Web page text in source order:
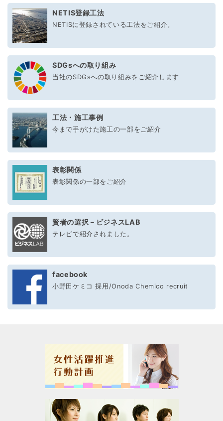
NETIS登録工法
NETISに登録されている工法をご紹介。
SDGsへの取り組み
当社のSDGsへの取り組みをご紹介します
工法・施工事例
今まで手がけた施工の一部をご紹介
表彰関係
表彰関係の一部をご紹介
賢者の選択－ビジネスLAB
テレビで紹介されました。
facebook
小野田ケミコ 採用/Onoda Chemico recruit